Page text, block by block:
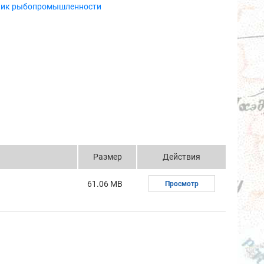
рыбопромышленности
Размер Действия
61.06 MB Просмотр